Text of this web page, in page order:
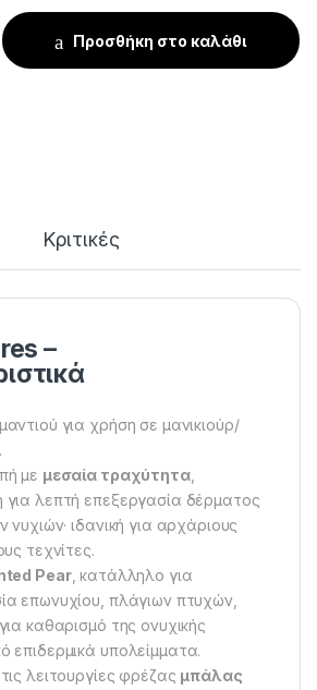
Pear μπλε Expert – Διάμετρος
Προσθήκη στο καλάθι
Κριτικές
–
για χρήση σε μανικιούρ/
με μεσαία τραχύτητα,
λεπτή επεξεργασία δέρματος
νυχιών· ιδανική για αρχάριους
τεχνίτες.
Pear, κατάλληλο για
επωνυχίου, πλάγιων πτυχών,
καθαρισμό της ονυχικής
επιδερμικά υπολείμματα.
λειτουργίες φρέζας μπάλας